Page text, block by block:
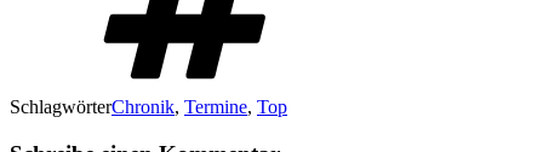
SchlagwörterChronik, Termine, Top